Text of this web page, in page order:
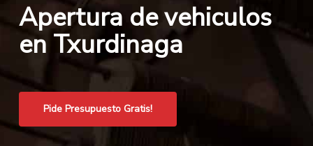
Apertura de vehiculos
en Txurdinaga
Pide Presupuesto Gratis!